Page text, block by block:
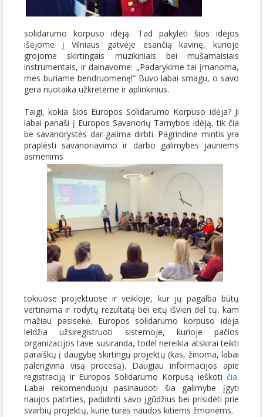
solidarumo korpuso idėją. Tad pakylėti šios idėjos
išėjome į Vilniaus gatvėje esančią kavinę, kurioje
grojome skirtingais muzikiniais bei mušamaisiais
instrumentais, ir dainavome: „Padarykime tai įmanoma,
mes buriame bendruomenę!“ Buvo labai smagu, o savo
gera nuotaika užkrėtėme ir aplinkinius.
Taigi, kokia šios Europos Solidarumo Korpuso idėja? Ji
labai panaši į Europos Savanorių Tarnybos idėją, tik čia
be savanorystės dar galima dirbti. Pagrindinė mintis yra
praplėsti savanoriavimo ir darbo galimybes jauniems
asmenims
tokiuose projektuose ir veikloje, kur jų pagalba būtų
vertinama ir rodytų rezultatą bei eitų išvien dėl tų, kam
mažiau pasisekė. Europos solidarumo korpuso idėja
leidžia užsiregistruoti sistemoje, kurioje pačios
organizacijos tave susiranda, todėl nereikia atskirai teikti
paraiškų į daugybę skirtingų projektų (kas, žinoma, labai
palengvina visą procesą). Daugiau informacijos apie
registraciją ir Europos Solidarumo Korpusą ieškoti čia.
Labai rekomenduoju pasinaudoti šia galimybe įgyti
naujos patirties, padidinti savo įgūdžius bei prisidėti prie
svarbių projektų, kurie turės naudos kitiems žmonėms.